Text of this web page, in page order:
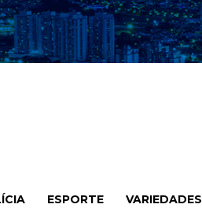
ESPORTE VARIEDADES